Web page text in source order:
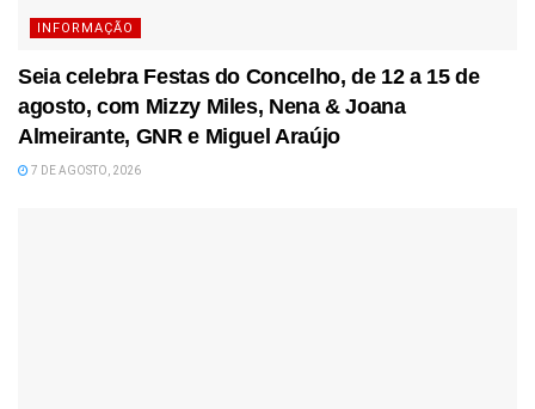
INFORMAÇÃO
Seia celebra Festas do Concelho, de 12 a 15 de
agosto, com Mizzy Miles, Nena & Joana
Almeirante, GNR e Miguel Araújo
7 DE AGOSTO, 2026